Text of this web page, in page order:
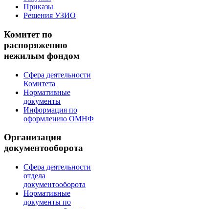
Приказы
Решения УЗИО
Комитет по
распоряжению
нежилым фондом
Сфера деятельности
Комитета
Нормативные
документы
Информация по
оформлению ОМНФ
Организация
документооборота
Сфера деятельности
отдела
документооборота
Нормативные
документы по